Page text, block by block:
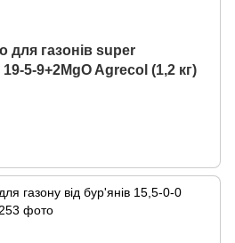
для газонів super
5-9+2MgO Agrecol (1,2 кг)